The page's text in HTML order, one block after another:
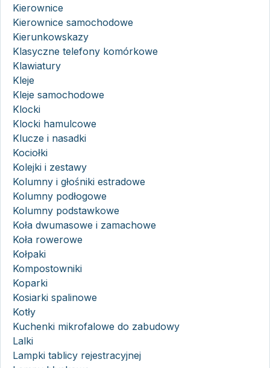
Kierownice
Kierownice samochodowe
Kierunkowskazy
Klasyczne telefony komórkowe
Klawiatury
Kleje
Kleje samochodowe
Klocki
Klocki hamulcowe
Klucze i nasadki
Kociołki
Kolejki i zestawy
Kolumny i głośniki estradowe
Kolumny podłogowe
Kolumny podstawkowe
Koła dwumasowe i zamachowe
Koła rowerowe
Kołpaki
Kompostowniki
Koparki
Kosiarki spalinowe
Kotły
Kuchenki mikrofalowe do zabudowy
Lalki
Lampki tablicy rejestracyjnej